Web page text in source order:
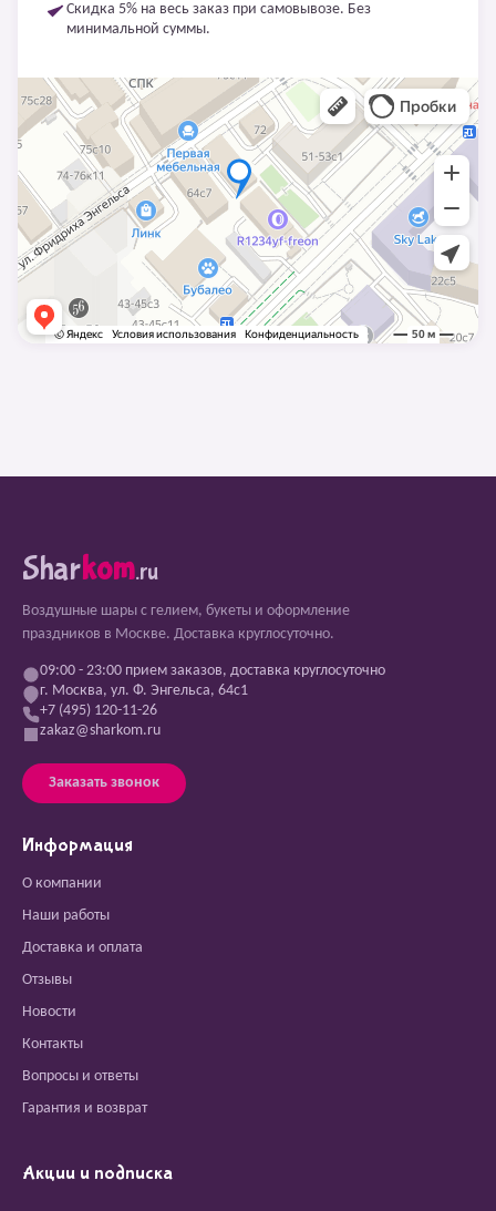
Скидка 5% на весь заказ при самовывозе. Без
минимальной суммы.
Sharkom.ru
Воздушные шары с гелием, букеты и оформление
праздников в Москве. Доставка круглосуточно.
09:00 - 23:00 прием заказов, доставка круглосуточно
г. Москва, ул. Ф. Энгельса, 64с1
+7 (495) 120-11-26
zakaz@sharkom.ru
Заказать звонок
Информация
О компании
Наши работы
Доставка и оплата
Отзывы
Новости
Контакты
Вопросы и ответы
Гарантия и возврат
Акции и подписка